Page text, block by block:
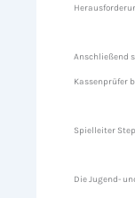
Anschließend
Kassenprüfer
Spielleiter
Die Jugend-